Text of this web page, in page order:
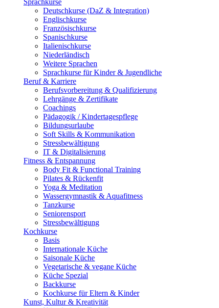
Sprachkurse
Deutschkurse (DaZ & Integration)
Englischkurse
Französischkurse
Spanischkurse
Italienischkurse
Niederländisch
Weitere Sprachen
Sprachkurse für Kinder & Jugendliche
Beruf & Karriere
Berufsvorbereitung & Qualifizierung
Lehrgänge & Zertifikate
Coachings
Pädagogik / Kindertagespflege
Bildungsurlaube
Soft Skills & Kommunikation
Stressbewältigung
IT & Digitalisierung
Fitness & Entspannung
Body Fit & Functional Training
Pilates & Rückenfit
Yoga & Meditation
Wassergymnastik & Aquafitness
Tanzkurse
Seniorensport
Stressbewältigung
Kochkurse
Basis
Internationale Küche
Saisonale Küche
Vegetarische & vegane Küche
Küche Spezial
Backkurse
Kochkurse für Eltern & Kinder
Kunst, Kultur & Kreativität